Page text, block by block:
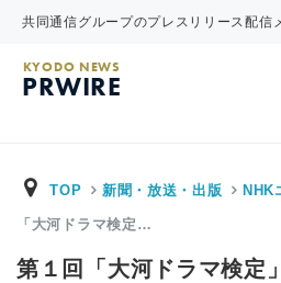
共同通信グループのプレスリリース配信
KYODO NEWS
PRWIRE
TOP 新聞・放送・出版 NHK
「大河ドラマ検定…
第１回「大河ドラマ検定